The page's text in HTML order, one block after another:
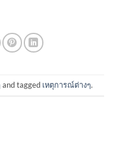
and tagged เหตุการณ์ต่างๆ.